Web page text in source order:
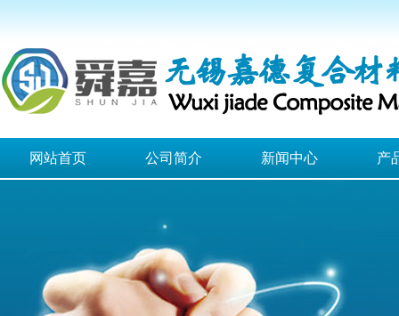
网站首页 公司简介 新闻中心 产